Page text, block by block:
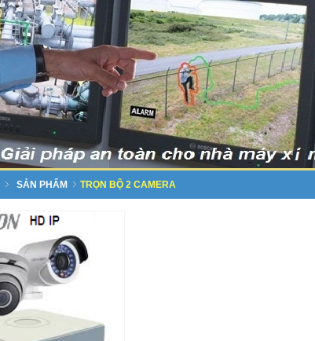
SẢN PHẨM TRỌN BỘ 2 CAMERA